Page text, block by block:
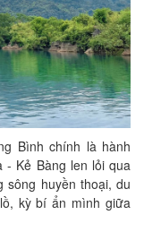
Bình chính là hành
- Kẻ Bàng len lỏi qua
sông huyền thoại, du
kỳ bí ẩn mình giữa